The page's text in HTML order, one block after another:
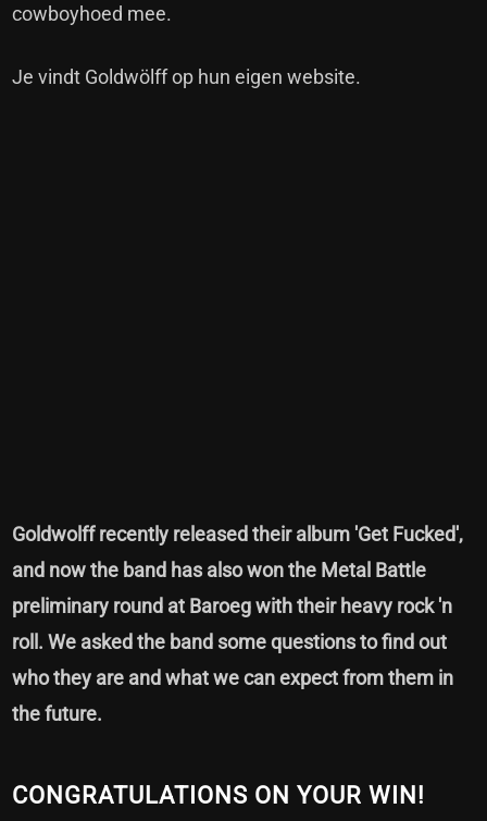
cowboyhoed mee.
Je vindt Goldwölff op hun eigenwebsite.
Goldwolff recently released their album 'Get Fucked',
and now the band has also won the Metal Battle
preliminary round at Baroeg with their heavy rock 'n
roll. We asked the band some questions to find out
who they are and what we can expect from them in
the future.
CONGRATULATIONS ON YOUR WIN!